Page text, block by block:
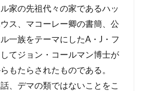
家の先祖代々の家であるハッ
ス、マコーレー卿の書簡、公
一族をテーマにしたA・J・フ
てジョン・コールマン博士が
もたらされたものである。
、デマの類ではないことをこ
コロナウイルスの正体
ト
コシヒカリ
イクスピア
イルミナティ
ューリン
IHR改訂
RIIA
P2
NATO